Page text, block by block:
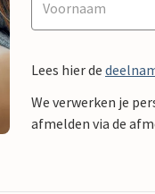
Lees hier de
We verwerken je
afmelden via de